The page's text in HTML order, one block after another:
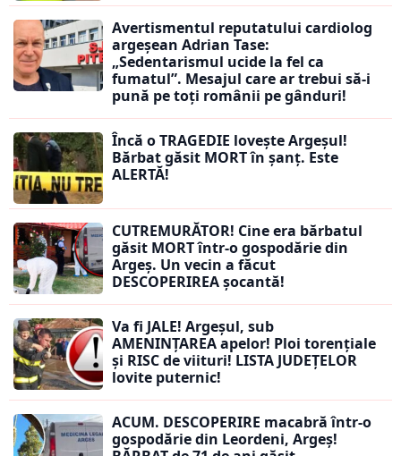
Avertismentul reputatului cardiolog
argeșean Adrian Tase:
„Sedentarismul ucide la fel ca
fumatul”. Mesajul care ar trebui să-i
pună pe toți românii pe gânduri!
Încă o TRAGEDIE lovește Argeșul!
Bărbat găsit MORT în șanț. Este
ALERTĂ!
CUTREMURĂTOR! Cine era bărbatul
găsit MORT într-o gospodărie din
Argeș. Un vecin a făcut
DESCOPERIREA șocantă!
Va fi JALE! Argeșul, sub
AMENINȚAREA apelor! Ploi torențiale
și RISC de viituri! LISTA JUDEȚELOR
lovite puternic!
ACUM. DESCOPERIRE macabră într-o
gospodărie din Leordeni, Argeș!